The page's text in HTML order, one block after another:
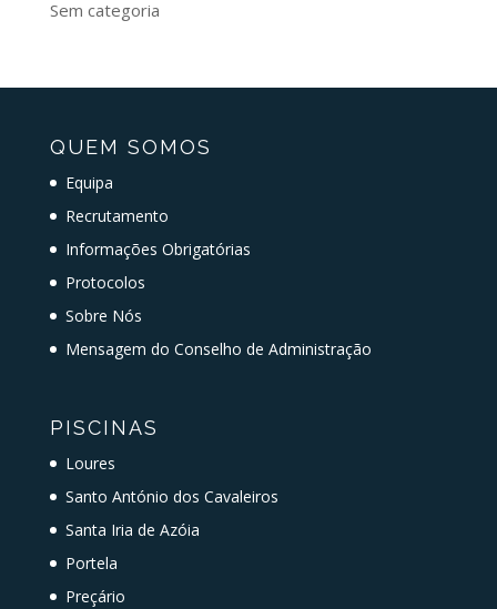
Sem categoria
QUEM SOMOS
Equipa
Recrutamento
Informações Obrigatórias
Protocolos
Sobre Nós
Mensagem do Conselho de Administração
PISCINAS
Loures
Santo António dos Cavaleiros
Santa Iria de Azóia
Portela
Preçário